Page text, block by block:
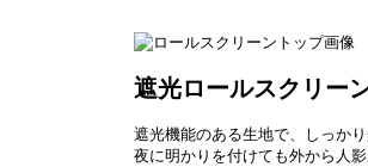
遮光ロールスクリー
遮光機能のある生地で、しっかり
夜に明かりを付けても外から人